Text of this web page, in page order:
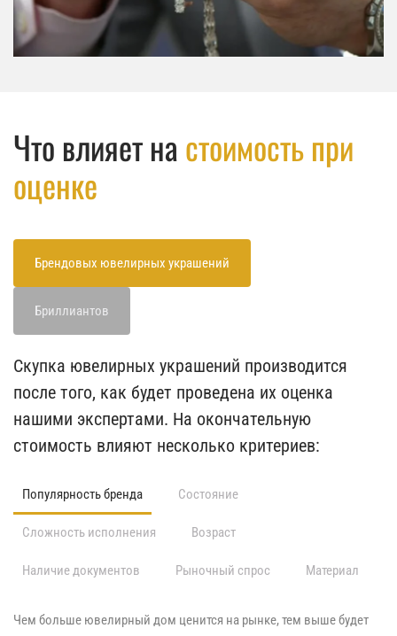
Что влияет на стоимость при
оценке
Брендовых ювелирных украшений
Бриллиантов
Скупка ювелирных украшений производится
после того, как будет проведена их оценка
нашими экспертами. На окончательную
стоимость влияют несколько критериев:
Популярность бренда Состояние
Сложность исполнения Возраст
Наличие документов Рыночный спрос Материал
Чем больше ювелирный дом ценится на рынке, тем выше будет